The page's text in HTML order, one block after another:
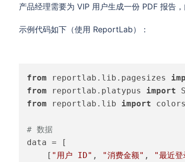
产品经理需要为 VIP 用户生成一份 PDF 报告
示例代码如下（使用 ReportLab）：
from reportlab.lib.pagesizes
from reportlab.platypus import
from reportlab.lib import colors
# 数据
data = [
    [
"用户 ID" , "消费金额" , "最近登